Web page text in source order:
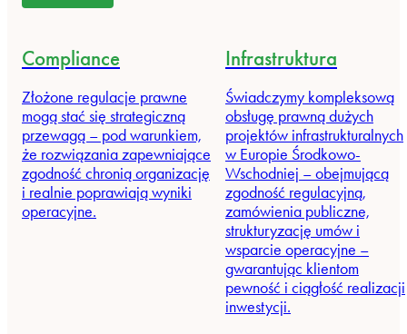
Compliance
Złożone regulacje prawne
mogą stać się strategiczną
przewagą – pod warunkiem,
że rozwiązania zapewniające
zgodność chronią organizację
i realnie poprawiają wyniki
operacyjne.
Infrastruktura
Świadczymy kompleksową
obsługę prawną dużych
projektów infrastrukturalnych
w Europie Środkowo-
Wschodniej – obejmującą
zgodność regulacyjną,
zamówienia publiczne,
strukturyzację umów i
wsparcie operacyjne –
gwarantując klientom
pewność i ciągłość realizacji
inwestycji.